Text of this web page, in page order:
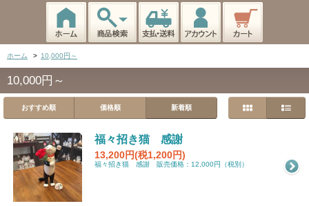
ホーム > 10,000円～
10,000円～
おすすめ順 価格順 新着順
福々招き猫 感謝
13,200円(税1,200円)
福々招き猫 感謝 販売価格：12,000円（税別）